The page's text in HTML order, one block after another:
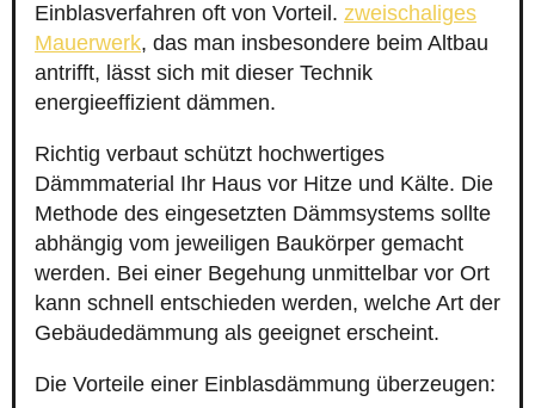
Einblasverfahren oft von Vorteil. zweischaliges
Mauerwerk, das man insbesondere beim Altbau
antrifft, lässt sich mit dieser Technik
energieeffizient dämmen.
Richtig verbaut schützt hochwertiges
Dämmmaterial Ihr Haus vor Hitze und Kälte. Die
Methode des eingesetzten Dämmsystems sollte
abhängig vom jeweiligen Baukörper gemacht
werden. Bei einer Begehung unmittelbar vor Ort
kann schnell entschieden werden, welche Art der
Gebäudedämmung als geeignet erscheint.
Die Vorteile einer Einblasdämmung überzeugen: